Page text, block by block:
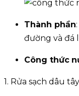
Thành phần
đường và đá
Công thức
1. Rửa sạch dâu